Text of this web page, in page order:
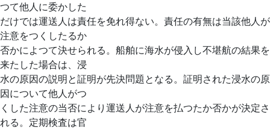
つて他人に委かした
だけでは運送人は責任を免れ得ない。責任の有無は当該他人が
注意をつくしたるか
否かによつて決せられる。船舶に海水が侵入し不堪航の結果を
来たした場合は、浸
水の原因の説明と証明が先決問題となる。証明された浸水の原
因について他人がつ
くした注意の当否により運送人が注意を払つたか否かが決定さ
れる。定期検査は官